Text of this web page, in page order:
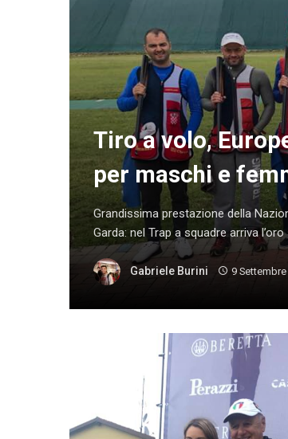
Tiro a volo,
per maschi e
Grandissima prestazione della
Garda: nel Trap a squadre arriva
Gabriele Burini 9